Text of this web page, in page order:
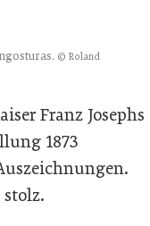
© Roland
Franz Josephs
1873